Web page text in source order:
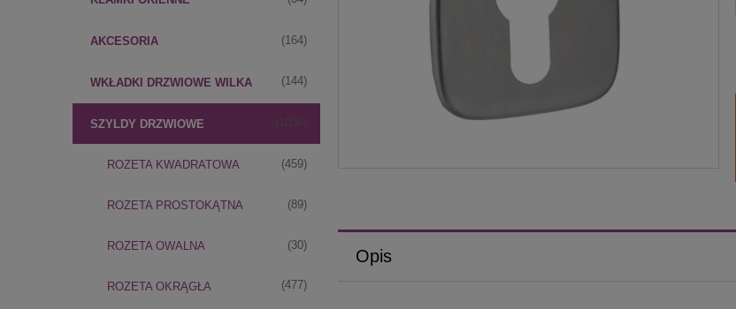
AKCESORIA (164)
WKŁADKI DRZWIOWE WILKA (144)
SZYLDY DRZWIOWE (1036)
ROZETA KWADRATOWA (459)
ROZETA PROSTOKĄTNA (89)
ROZETA OWALNA (30)
ROZETA OKRĄGŁA (477)
Opis